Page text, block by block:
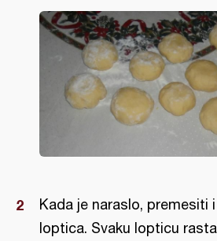
Kada je naraslo, premesiti
loptica. Svaku lopticu